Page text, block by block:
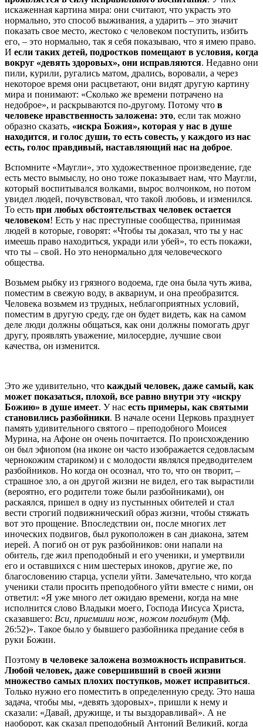
искаженная картина мира: они считают, что украсть это
нормально, это способ выживания, а ударить – это значит
показать свое место, жестоко с человеком поступить, избить
его, – это нормально, так я себя показываю, что я имею право.
И если таких детей, подростков помещают в условия, когда
вокруг «девять здоровых», они исправляются. Недавно они
пили, курили, ругались матом, дрались, воровали, а через
некоторое время они расцветают, они видят другую картину
мира и понимают: «Сколько же времени потрачено на
недоброе», и раскрываются по-другому. Потому что в
человеке нравственность заложена: это, если так можно
образно сказать, «искра Божия», которая у нас в душе
находится, и голос души, то есть совесть, у каждого из нас
есть, голос правдивый, наставляющий нас на доброе.
Вспомните «Маугли», это художественное произведение, где
есть место вымыслу, но оно тоже показывает нам, что Маугли,
который воспитывался волками, вырос волчонком, но потом
увидел людей, почувствовал, что такой любовь, и изменился.
То есть при любых обстоятельствах человек остается
человеком! Есть у нас преступные сообщества, принимая
людей в которые, говорят: «Чтобы ты доказал, что ты у нас
имеешь право находиться, укради или убей», то есть покажи,
что ты – свой. Но это ненормально для человеческого
общества.
Возьмем рыбку из грязного водоема, где она была чуть жива,
поместим в свежую воду, в аквариум, и она преобразится.
Человека возьмем из трудных, неблагоприятных условий,
поместим в другую среду, где он будет видеть, как на самом
деле люди должны общаться, как они должны помогать друг
другу, проявлять уважение, милосердие, лучшие свои
качества, он изменится.
Это же удивительно, что каждый человек, даже самый, как
может показаться, плохой, все равно внутри эту «искру
Божию» в душе имеет. У нас есть примеры, как святыми
становились разбойники. В начале осени Церковь празднует
память удивительного святого – преподобного Моисея
Мурина, на Афоне он очень почитается. По происхождению
он был эфиопом (на иконе он часто изображается седовласым
чернокожим стариком) и с молодости являлся предводителем
разбойников. Но когда он осознал, что то, что он творит, –
страшное зло, а он другой жизни не видел, его так вырастили
(вероятно, его родители тоже были разбойниками), он
раскаялся, пришел в одну из пустынных обителей и стал
вести строгий подвижнический образ жизни, чтобы стяжать
вот это прощение. Впоследствии он, после многих лет
иноческих подвигов, был рукоположен в сан диакона, затем
иерей. А погиб он от рук разбойников: они напали на
обитель, где жил преподобный и его ученики, и умертвили
его и оставшихся с ним шестерых иноков, другие же, по
благословению старца, успели уйти. Замечательно, что когда
ученики стали просить преподобного уйти вместе с ними, он
ответил: «Я уже много лет ожидаю времени, когда на мне
исполнится слово Владыки моего, Господа Иисуса Христа,
сказавшего: Вси, приемшии нож, ножом погибнут (Мф.
26:52)». Такое было у бывшего разбойника предание себя в
руки Божии.
Поэтому в человеке заложена возможность исправиться.
Любой человек, даже совершивший в своей жизни
множество самых плохих поступков, может исправиться.
Только нужно его поместить в определенную среду. Это наша
задача, чтобы мы, «девять здоровых», пришли к нему и
сказали: «Давай, дружище, и ты выздоравливай». А не
наоборот, как сказал преподобный Антоний Великий, когда